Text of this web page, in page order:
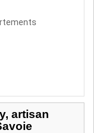
artisan